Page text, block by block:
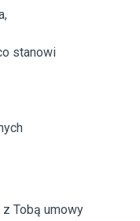
stanowi
Tobą umowy